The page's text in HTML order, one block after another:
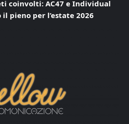
coinvolti: AC47 e Individual
pieno per l’estate 2026